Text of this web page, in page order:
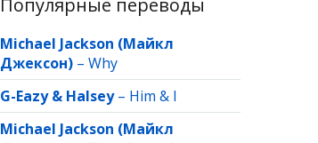
Популярные переводы
Michael Jackson (Майкл
Джексон) – Why
G-Eazy & Halsey– Him & I
Michael Jackson (Майкл